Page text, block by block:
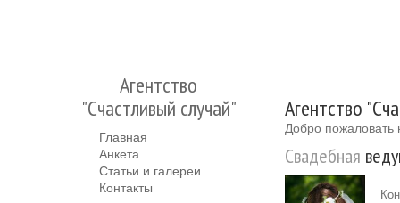
Агентство
"Счастливый случай"
Главная
Анкета
Статьи и галереи
Контакты
Агентство
Добро пожаловать
Свадебная